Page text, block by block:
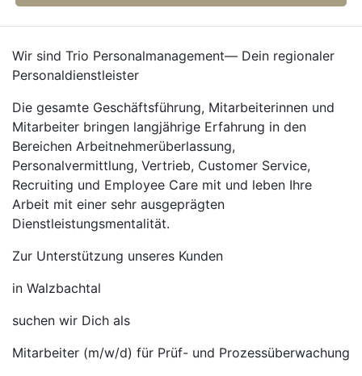
Wir sind Trio Personalmanagement— Dein regionaler
Personaldienstleister
Die gesamte Geschäftsführung, Mitarbeiterinnen und
Mitarbeiter bringen langjährige Erfahrung in den
Bereichen Arbeitnehmerüberlassung,
Personalvermittlung, Vertrieb, Customer Service,
Recruiting und Employee Care mit und leben Ihre
Arbeit mit einer sehr ausgeprägten
Dienstleistungsmentalität.
Zur Unterstützung unseres Kunden
in Walzbachtal
suchen wir Dich als
Mitarbeiter (m/w/d) für Prüf- und Prozessüberwachung